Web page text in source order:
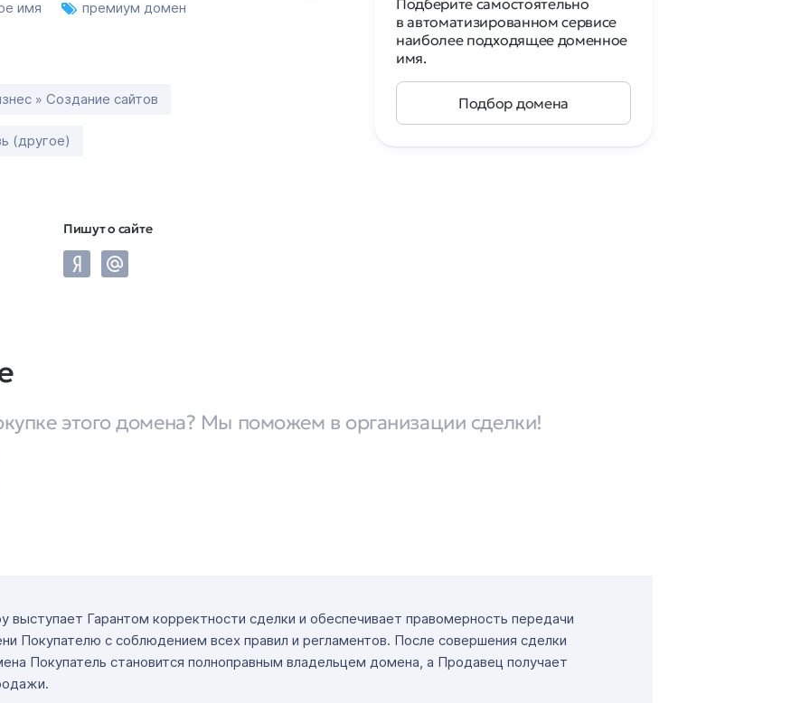
имя премиум домен
» Создание сайтов
(другое)
Пишут о сайте
Подберите самостоятельно
в автоматизированном сервисе
наиболее подходящее доменное
имя.
Подбор домена
этого домена? Мы поможем в организации сделки!
выступает Гарантом корректности сделки и обеспечивает правомерность передачи
Покупателю с соблюдением всех правил и регламентов. После совершения сделки
Покупатель становится полноправным владельцем домена, а Продавец получает